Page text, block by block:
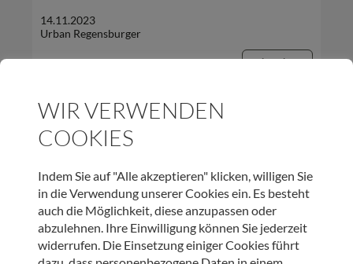
14.11.2023
Urban Regensburger
Beitrag lesen
HOSPIZ TIROL
Veranstaltungstipp: 2. Nationaler Aktionstag für
WIR VERWENDEN
COOKIES
Indem Sie auf "Alle akzeptieren" klicken, willigen Sie
in die Verwendung unserer Cookies ein. Es besteht
auch die Möglichkeit, diese anzupassen oder
abzulehnen. Ihre Einwilligung können Sie jederzeit
widerrufen. Die Einsetzung einiger Cookies führt